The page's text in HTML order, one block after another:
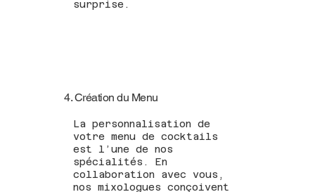
surprise.
4. Création du Menu
La personnalisation de
votre menu de cocktails
est l’une de nos
spécialités. En
collaboration avec vous,
nos mixologues conçoivent